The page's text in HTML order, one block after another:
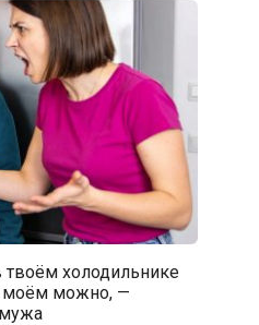
холодильнике
моём можно, —